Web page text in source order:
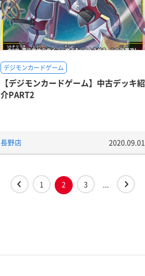
デジモンカードゲーム
【デジモンカードゲーム】中古デッキ紹
介PART2
長野店 2020.09.01
1 2 3 ...